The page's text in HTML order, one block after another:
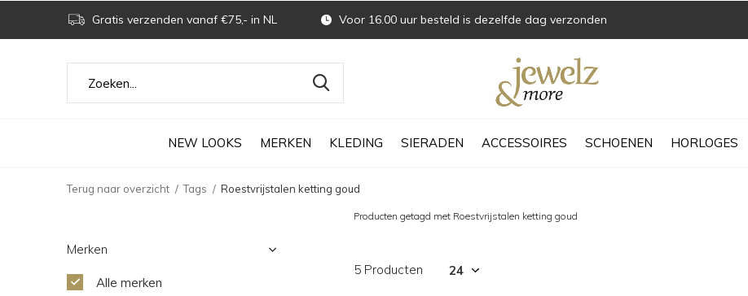
NEW LOOKS MERKEN KLEDING SIERADEN ACCESSOIRES SCHOENEN HORLOGES
Gratis verzenden vanaf €75,- in NL Voor 16.00 uur besteld is dezelfde dag verzonden
Terug naar overzicht Tags Roestvrijstalen ketting goud
Producten getagd met Roestvrijstalen ketting goud
5 Producten
Merken
Alle merken